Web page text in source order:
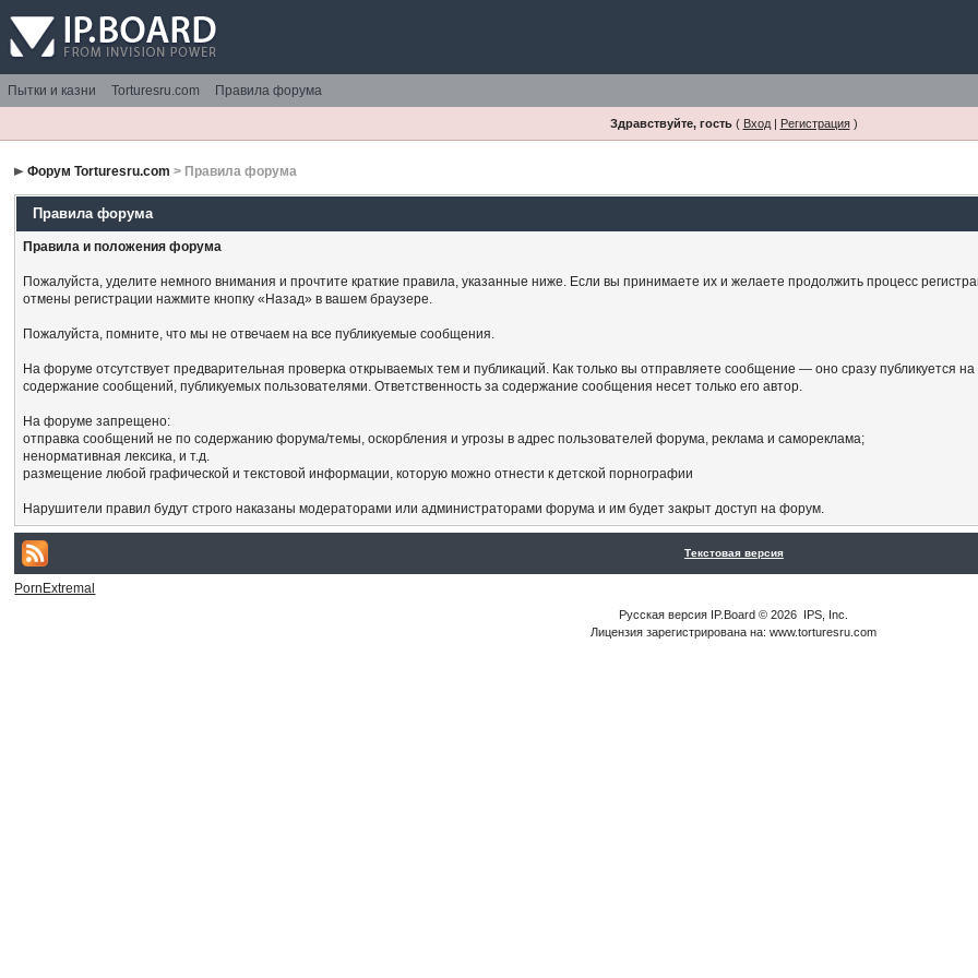
Пытки и казни Torturesru.com Правила форума
Здравствуйте, гость( Вход| Регистрация)
Форум Torturesru.com > Правила форума
Правила форума
Правила и положения форума
Пожалуйста, уделите немного внимания и прочтите краткие правила, указанные ниже. Если вы принимаете их и желаете продолжить процесс
отмены регистрации нажмите кнопку «Назад» в вашем браузере.
Пожалуйста, помните, что мы не отвечаем на все публикуемые сообщения.
На форуме отсутствует предварительная проверка открываемых тем и публикаций. Как только вы отправляете сообщение — оно сразу публикуется
содержание сообщений, публикуемых пользователями. Ответственность за содержание сообщения несет только его автор.
На форуме запрещено:
отправка сообщений не по содержанию форума/темы, оскорбления и угрозы в адрес пользователей форума, реклама и самореклама;
ненормативная лексика, и т.д.
размещение любой графической и текстовой информации, которую можно отнести к детской порнографии
Нарушители правил будут строго наказаны модераторами или администраторами форума и им будет закрыт доступ на форум.
Текстовая версия
PornExtremal
Русская версия IP.Board© 2026 IPS, Inc
Лицензия зарегистрирована на: www.torturesru.com